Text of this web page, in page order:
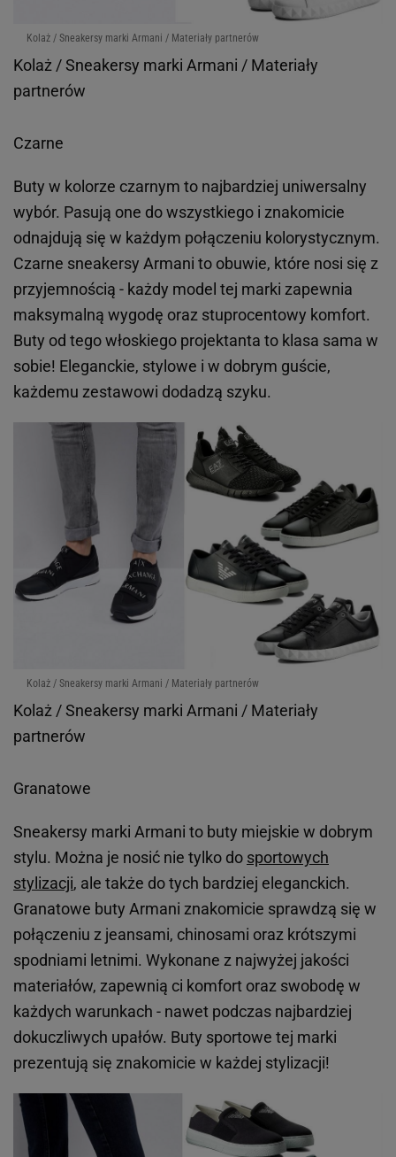
Kolaż / Sneakersy marki Armani / Materiały partnerów
Kolaż / Sneakersy marki Armani / Materiały
partnerów
Czarne
Buty w kolorze czarnym to najbardziej uniwersalny
wybór. Pasują one do wszystkiego i znakomicie
odnajdują się w każdym połączeniu kolorystycznym.
Czarne sneakersy Armani to obuwie, które nosi się z
przyjemnością - każdy model tej marki zapewnia
maksymalną wygodę oraz stuprocentowy komfort.
Buty od tego włoskiego projektanta to klasa sama w
sobie! Eleganckie, stylowe i w dobrym guście,
każdemu zestawowi dodadzą szyku.
Kolaż / Sneakersy marki Armani / Materiały partnerów
Kolaż / Sneakersy marki Armani / Materiały
partnerów
Granatowe
Sneakersy marki Armani to buty miejskie w dobrym
stylu. Można je nosić nie tylko do sportowych
stylizacji, ale także do tych bardziej eleganckich.
Granatowe buty Armani znakomicie sprawdzą się w
połączeniu z jeansami, chinosami oraz krótszymi
spodniami letnimi. Wykonane z najwyżej jakości
materiałów, zapewnią ci komfort oraz swobodę w
każdych warunkach - nawet podczas najbardziej
dokuczliwych upałów. Buty sportowe tej marki
prezentują się znakomicie w każdej stylizacji!